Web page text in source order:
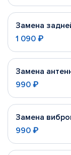
Замена
1 090 ₽
Замена
990 ₽
Замена
990 ₽